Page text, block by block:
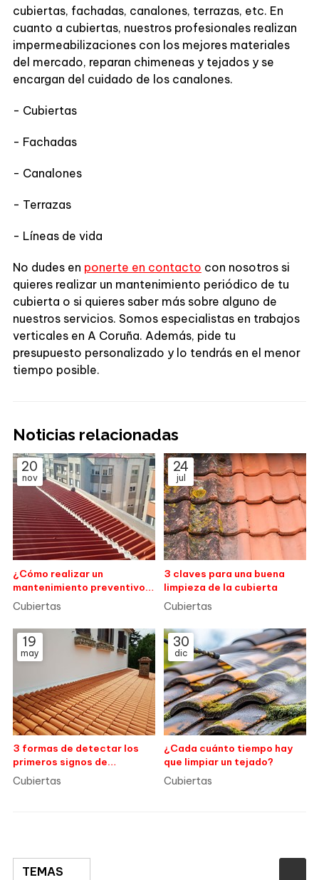
TEMAS
cubiertas, fachadas, canalones, terrazas, etc. En
cuanto a cubiertas, nuestros profesionales realizan
impermeabilizaciones con los mejores materiales
del mercado, reparan chimeneas y tejados y se
encargan del cuidado de los canalones.
- Cubiertas
- Fachadas
- Canalones
- Terrazas
- Líneas de vida
No dudes en ponerte en contacto con nosotros si
quieres realizar un mantenimiento periódico de tu
cubierta o si quieres saber más sobre alguno de
nuestros servicios. Somos especialistas en trabajos
verticales en A Coruña. Además, pide tu
presupuesto personalizado y lo tendrás en el menor
tiempo posible.
Noticias relacionadas
20
nov
¿Cómo realizar un
mantenimiento preventivo
de las cubiertas para evitar
filtraciones costosas?
Cubiertas
24
jul
3 claves para una buena
limpieza de la cubierta
Cubiertas
19
may
3 formas de detectar los
primeros signos de
desgaste en su tejado
Cubiertas
30
dic
¿Cada cuánto tiempo hay
que limpiar un tejado?
Cubiertas